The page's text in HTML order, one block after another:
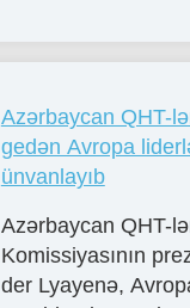
Azərbaycan QHT-
gedən Avropa
ünvanlayıb
Azərbaycan QHT-
Komissiyasının
der Lyayenə,